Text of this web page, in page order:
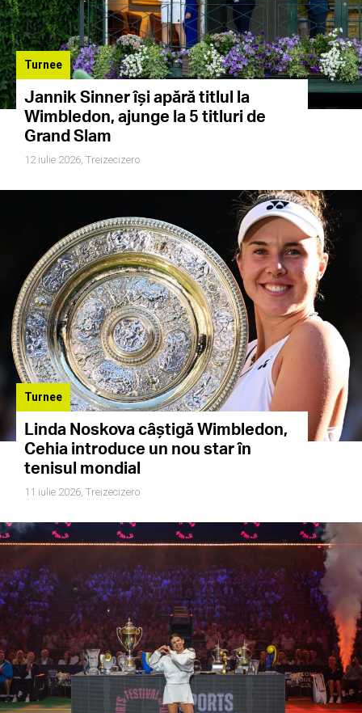
Turnee
Jannik Sinner își apără titlul la
Wimbledon, ajunge la 5 titluri de
Grand Slam
12 iulie 2026, Treizecizero
Turnee
Linda Noskova câștigă Wimbledon,
Cehia introduce un nou star în
tenisul mondial
11 iulie 2026, Treizecizero